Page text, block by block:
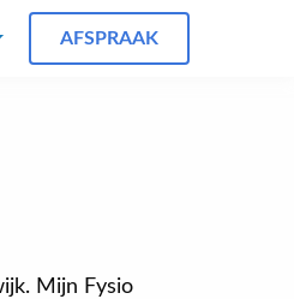
AFSPRAAK
Mijn Fysio